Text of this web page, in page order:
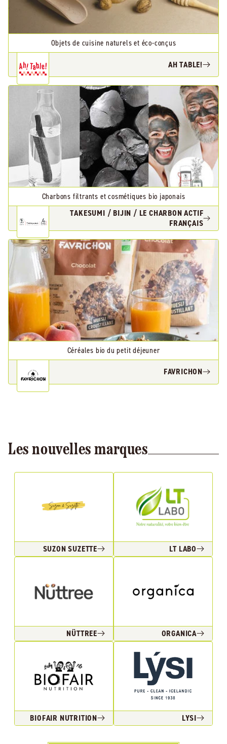
Objets de cuisine naturels et éco-conçus
AH TABLE!
Charbons filtrants et cosmétiques bio japonais
TAKESUMI / BIJIN / LE CHARBON ACTIF
FRANÇAIS
Céréales bio du petit déjeuner
FAVRICHON
Les nouvelles marques
SUZON SUZETTE LT LABO
NÜTTREE ORGANICA
BIOFAIR NUTRITION LYSI